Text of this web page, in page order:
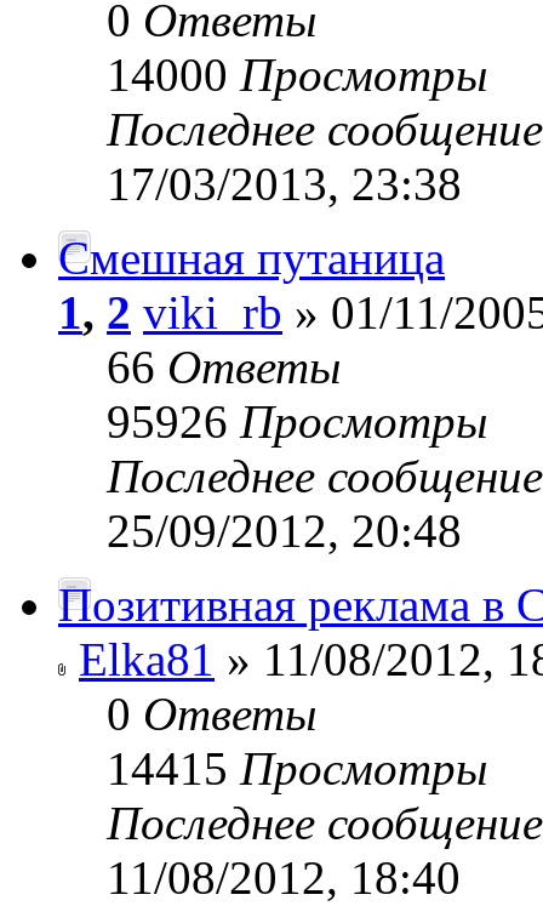
0 Ответы
14000 Просмотры
Последнее
17/03/2013, 23:38
Смешная путаница
1, 2 viki_rb » 01/11/
66 Ответы
95926 Просмотры
Последнее
25/09/2012, 20:48
Позитивная реклама в
Elka81 » 11/08/2012,
0 Ответы
14415 Просмотры
Последнее
11/08/2012, 18:40